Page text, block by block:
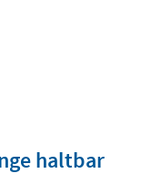
haltbar